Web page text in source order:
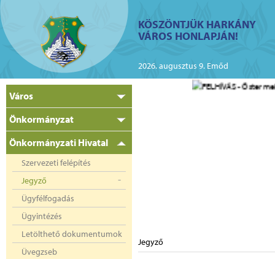
KÖSZÖNTJÜK HARKÁNY
VÁROS HONLAPJÁN!
2026. augusztus 9. Emőd
Város
Önkormányzat
Önkormányzati Hivatal
Szervezeti felépítés
Jegyző
Ügyfélfogadás
Ügyintézés
Letölthető dokumentumok
Üvegzseb
az elektromos
Jegyző